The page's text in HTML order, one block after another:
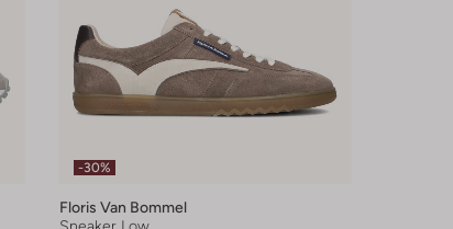
-30%
Floris Van Bommel